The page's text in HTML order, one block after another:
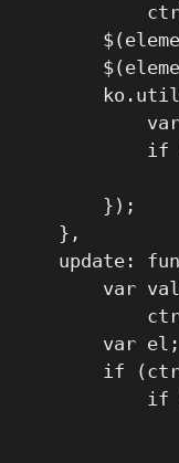
if
        });
    },
update:
var
        var el;
if
if